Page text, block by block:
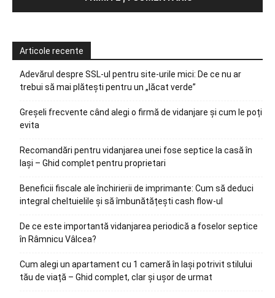
Articole recente
Adevărul despre SSL-ul pentru site-urile mici: De ce nu ar
trebui să mai plătești pentru un „lăcat verde”
Greșeli frecvente când alegi o firmă de vidanjare și cum le poți
evita
Recomandări pentru vidanjarea unei fose septice la casă în
Iași – Ghid complet pentru proprietari
Beneficii fiscale ale închirierii de imprimante: Cum să deduci
integral cheltuielile și să îmbunătățești cash flow-ul
De ce este importantă vidanjarea periodică a foselor septice
în Râmnicu Vâlcea?
Cum alegi un apartament cu 1 cameră în Iași potrivit stilului
tău de viață – Ghid complet, clar și ușor de urmat